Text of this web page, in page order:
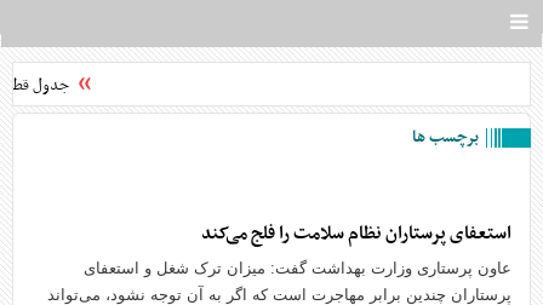
تغییر
وضعیت
منوی
ها
جدول قطعی برق
برچسب ها
استعفای پرستاران نظام سلامت را فلج می‌کند
عاون پرستاری وزارت بهداشت گفت: میزان ترک شغل و استعفای
پرستاران چندین برابر مهاجرت است که اگر به آن توجه نشود، می‌تواند